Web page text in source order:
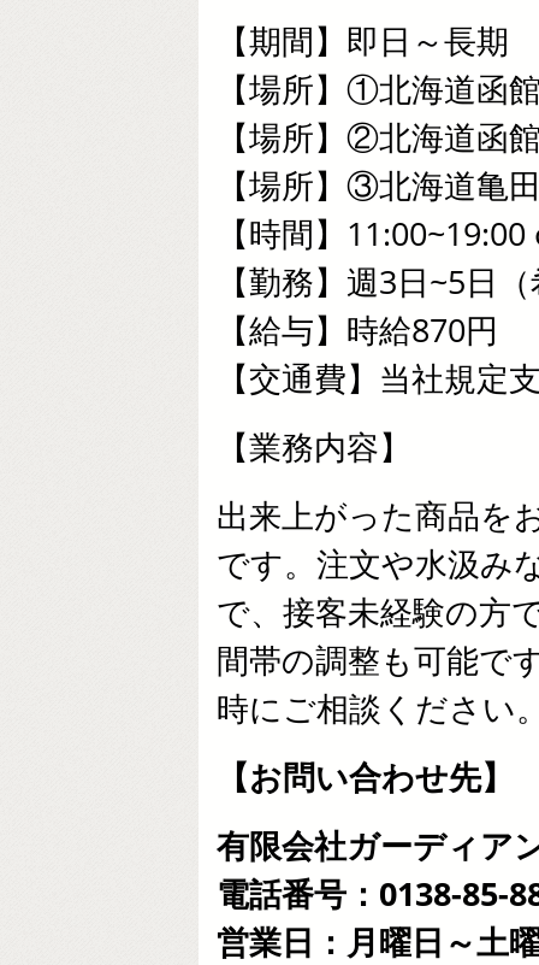
【期間】即日～長期
【場所】①北海道函
【場所】②北海道函
【場所】③北海道亀
【時間】
【勤務】週3日~5日
【給与】時給870円
【交通費】当社規定
【業務内容】
出来上がった商品を
です。注文や水汲み
で、接客未経験の方
間帯の調整も可能で
時にご相談ください
【お問い合わせ先】
有限会社ガーディア
電話番号：0138-85-
営業日：月曜日～土